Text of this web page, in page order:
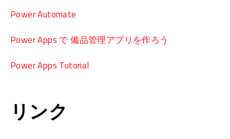
Power Automate
Power Apps で 備品管理アプリを作ろう
Power Apps Tutorial
リンク